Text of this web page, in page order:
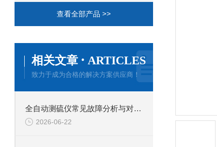
查看全部产品 >>
相关文章 · ARTICLES
致力于成为合格的解决方案供应商！
全自动测硫仪常见故障分析与对应解决策略分享
2026-06-22